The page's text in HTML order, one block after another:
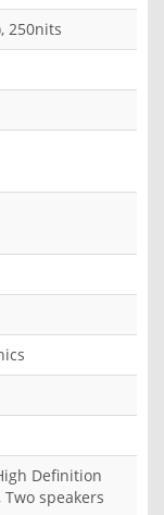
250nits
Definition
speakers